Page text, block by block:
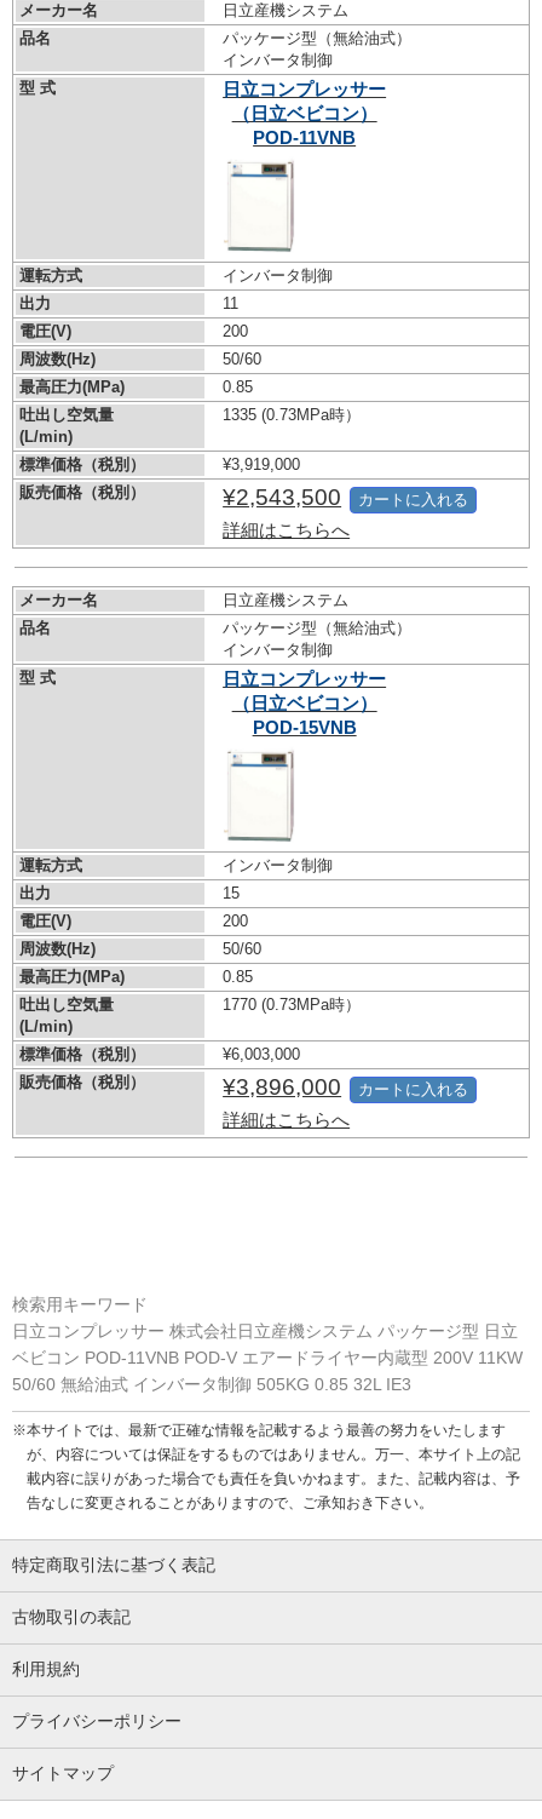
メーカー名
日立産機システム
品名
パッケージ型（無給油式）
インバータ制御
型 式
日立コンプレッサー
（日立ベビコン）
POD-11VNB
運転方式
インバータ制御
出力
11
電圧(V)
200
周波数(Hz)
50/60
最高圧力(MPa)
0.85
吐出し空気量
(L/min)
1335(0.73MPa時）
標準価格（税別）
¥3,919,000
販売価格（税別）
¥2,543,500
詳細はこちらへ
カートに入れる
メーカー名
日立産機システム
品名
パッケージ型（無給油式）
インバータ制御
型 式
日立コンプレッサー
（日立ベビコン）
POD-15VNB
運転方式
インバータ制御
出力
15
電圧(V)
200
周波数(Hz)
50/60
最高圧力(MPa)
0.85
吐出し空気量
(L/min)
1770(0.73MPa時）
標準価格（税別）
¥6,003,000
販売価格（税別）
¥3,896,000
詳細はこちらへ
カートに入れる
検索用キーワード
日立コンプレッサー 株式会社日立産機システム パッケージ型 日立
ベビコン POD-11VNB POD-V エアードライヤー内蔵型 200V 11KW
50/60 無給油式 インバータ制御 505KG 0.85 32L IE3
※本サイトでは、最新で正確な情報を記載するよう最善の努力をいたします
が、内容については保証をするものではありません。万一、本サイト上の記
載内容に誤りがあった場合でも責任を負いかねます。また、記載内容は、予
告なしに変更されることがありますので、ご承知おき下さい。
特定商取引法に基づく表記
古物取引の表記
利用規約
プライバシーポリシー
サイトマップ